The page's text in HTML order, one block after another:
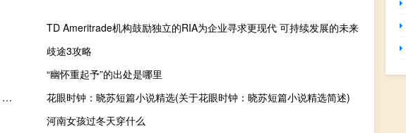
TD Ameritrade机构鼓励独立的RIA为企业寻求更现代 可持续发展的未来
歧途3攻略
“幽怀重起予”的出处是哪里
香港恒生科技指数涨超4%阅文集团、理想汽车均涨超10%金蝶国际、快手、美团均涨超5%
花眼时钟：晓苏短篇小说精选(关于花眼时钟：晓苏短篇小说精选简述)
河南女孩过冬天穿什么